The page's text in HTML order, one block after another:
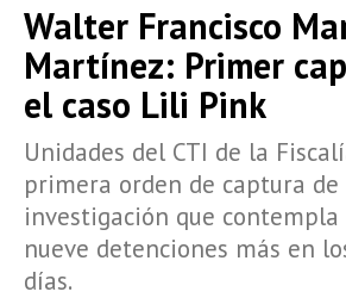
Walter Francisco
Martínez: Primer
el caso Lili Pink
Unidades del CTI de la
primera orden de captura de
investigación que contempla
nueve detenciones más en
días.